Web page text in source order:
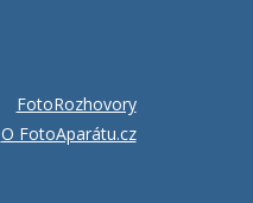
FotoRozhovory
O FotoAparátu.cz